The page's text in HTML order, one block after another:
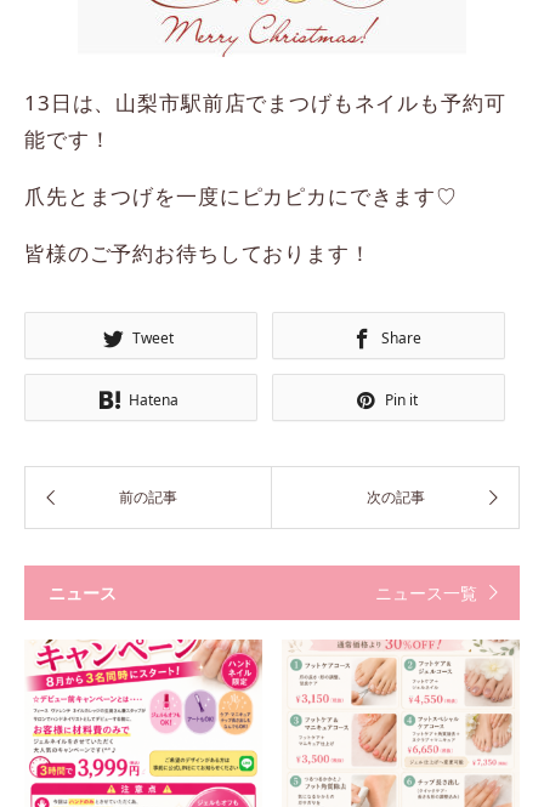
13日は、山梨市駅前店でまつげもネイルも予約可
能です！
爪先とまつげを一度にピカピカにできます♡
皆様のご予約お待ちしております！
Tweet Share
Hatena Pin it
ニュース ニュース一覧